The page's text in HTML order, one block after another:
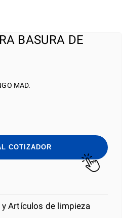
BASURA DE
MAD.
COTIZADOR
Artículos de limpieza